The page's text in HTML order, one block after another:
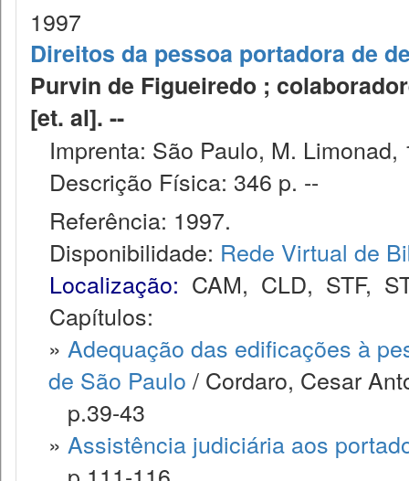
1997
Direitos da pessoa portadora de
Purvin de Figueiredo ;
[et. al]. --
Imprenta: São Paulo, M. Limonad,
Descrição Física: 346 p. --
Referência: 1997.
Disponibilidade: Rede Virtual de
Localização: CAM, CLD, STF,
Capítulos:
» Adequação das edificações à
de São Paulo / Cordaro, Cesar
p.39-43
» Assistência judiciária aos